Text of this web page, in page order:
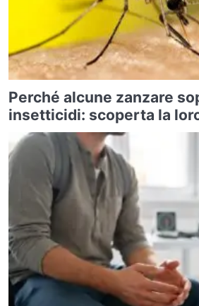
Perché alcune zanzare
insetticidi: scoperta la